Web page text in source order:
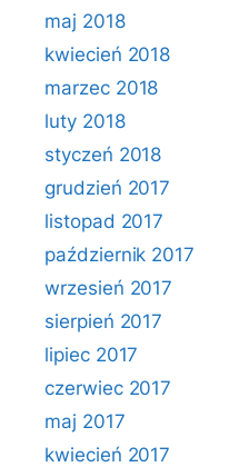
maj 2018
kwiecień 2018
marzec 2018
luty 2018
styczeń 2018
grudzień 2017
listopad 2017
październik 2017
wrzesień 2017
sierpień 2017
lipiec 2017
czerwiec 2017
maj 2017
kwiecień 2017